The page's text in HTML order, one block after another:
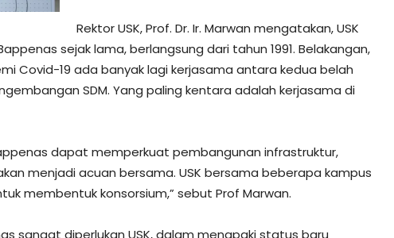
Rektor USK, Prof. Dr. Ir. Marwan mengatakan, USK
sejak lama, berlangsung dari tahun 1991. Belakangan,
Covid-19 ada banyak lagi kerjasama antara kedua belah
SDM. Yang paling kentara adalah kerjasama di
dapat memperkuat pembangunan infrastruktur,
menjadi acuan bersama. USK bersama beberapa kampus
membentuk konsorsium,” sebut Prof Marwan.
sangat diperlukan USK, dalam menapaki status baru